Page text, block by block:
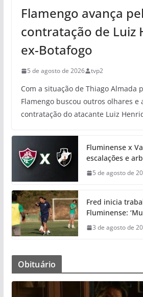
Flamengo avança
contratação de Luiz
ex-Botafogo
5 de agosto de 2026 tvp2
Com a situação de Thiago Almada
Flamengo buscou outros olhares e
contratação do atacante Luiz
Fluminense x
escalações e
5 de agosto de
Fred inicia
Fluminense:
3 de agosto de
Obituário